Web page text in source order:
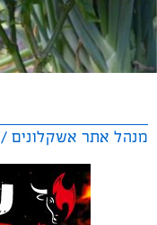
מנהל אתר אשקלונים / 10:18 12.11.17